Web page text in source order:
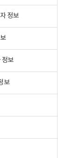
정보
정보
보